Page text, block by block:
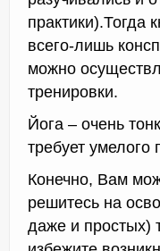
практики).Тогда
всего-лишь
можно
тренировки.
Йога – очень
требует умелого
Конечно, Вам
решитесь на
даже и простых)